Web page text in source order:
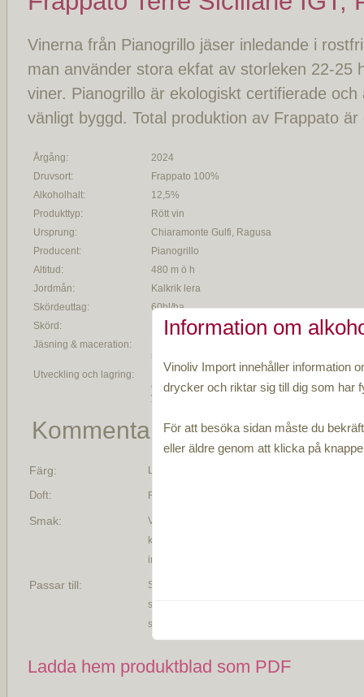
Vinerna från Pianogrillo jäser inledande i
man använder stora ekfat av storleken 22-25
viner. Pianogrillo är ekologiskt certifierade
vänligt byggd. Total produktion av Frappato
Årgång:
2024
Druvsort:
Frappato 100%
Alkoholhalt:
12,5%
Produkttyp:
Rött vin
Ursprung:
Chiaramonte Gulfi, Ragusa
Producent:
Pianogrillo
Altitud:
480 m ö h
Jordmån:
Kalkrik lera
Skördeuttag:
60hl/ha
Skörd:
För hand
Jäsning & maceration:
Utveckling och lagring:
Lagring sker i 3 månader i stora
ekfat (22-25 hektoliter) samt
ytterligare 2 månader till på butelj
Kommentar
Färg: Ljusröd färg
Doft: Frisk doft av röda bär, nypon, kalksten med
Smak:
Vinet har en vital syra med smak av röda bär
kalksten, järn och avslutande animaliska toner.
innan servering.
Passar till:
Servera gärna detta vin till charkuterier, syrliga
som piementos parmesan och bruschetta med
sardeller.
Ladda hem produktblad som PDF
Information om
Vinoliv Import innehåller information
drycker och riktar sig till dig som har
För att besöka sidan måste du
eller äldre genom att klicka på